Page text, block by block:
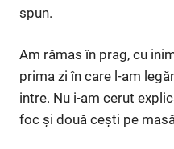
spun.
Am rămas în prag, cu
prima zi în care l-am
intre. Nu i-am cerut
foc și două cești pe